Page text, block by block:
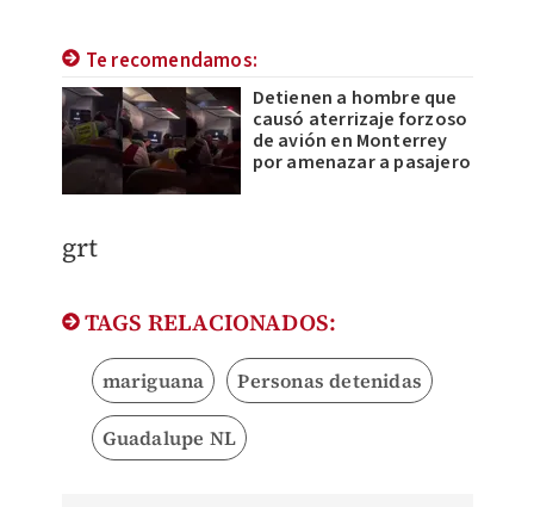
Te recomendamos:
Detienen a hombre que
causó aterrizaje forzoso
de avión en Monterrey
por amenazar a pasajero
grt
TAGS RELACIONADOS:
mariguana Personas detenidas
Guadalupe NL